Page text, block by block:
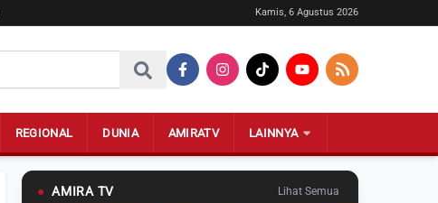
Kamis, 6 Agustus 2026
REGIONAL DUNIA AMIRATV LAINNYA
● AMIRA TV Lihat Semua